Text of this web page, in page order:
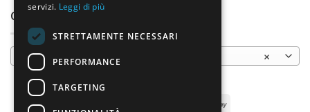
CATEGORIE PRODOTTO
×
Cuocipasta a gas
servizi. Leggi di più
STRETTAMENTE NECESSARI
PERFORMANCE
TARGETING